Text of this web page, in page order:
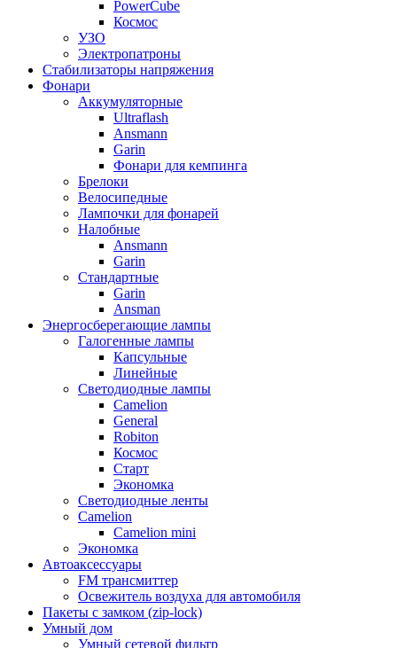
PowerCube
Космос
УЗО
Электропатроны
Стабилизаторы напряжения
Фонари
Аккумуляторные
Ultraflash
Ansmann
Garin
Фонари для кемпинга
Брелоки
Велосипедные
Лампочки для фонарей
Налобные
Ansmann
Garin
Стандартные
Garin
Ansman
Энергосберегающие лампы
Галогенные лампы
Капсульные
Линейные
Светодиодные лампы
Camelion
General
Robiton
Космос
Старт
Экономка
Светодиодные ленты
Camelion
Camelion mini
Экономка
Автоаксессуары
FM трансмиттер
Освежитель воздуха для автомобиля
Пакеты с замком (zip-lock)
Умный дом
Умный сетевой фильтр